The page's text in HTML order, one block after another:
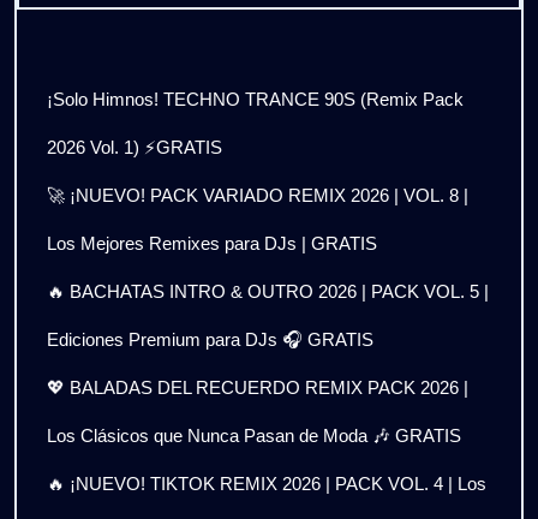
¡Solo Himnos! TECHNO TRANCE 90S (Remix Pack
2026 Vol. 1) ⚡GRATIS
🚀 ¡NUEVO! PACK VARIADO REMIX 2026 | VOL. 8 |
Los Mejores Remixes para DJs | GRATIS
🔥 BACHATAS INTRO & OUTRO 2026 | PACK VOL. 5 |
Ediciones Premium para DJs 🎧 GRATIS
💖 BALADAS DEL RECUERDO REMIX PACK 2026 |
Los Clásicos que Nunca Pasan de Moda 🎶 GRATIS
🔥 ¡NUEVO! TIKTOK REMIX 2026 | PACK VOL. 4 | Los